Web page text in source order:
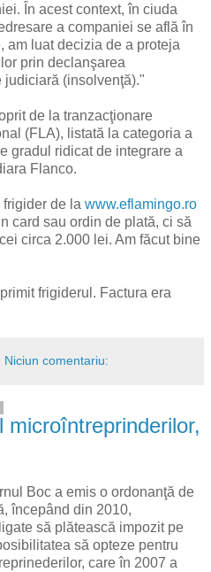
În acest context, în ciuda
a companiei se află în
am luat decizia de a proteja
prin declanşarea
judiciară (insolvenţă)."
de la tranzacţionare
(FLA), listată la categoria a
gradul ridicat de integrare a
Flanco.
frigider de la www.eflamingo.ro
card sau ordin de plată, ci să
circa 2.000 lei. Am făcut bine
frigiderul. Factura era
Niciun comentariu:
microîntreprinderilor,
Boc a emis o ordonanţă de
începând din 2010,
să plătească impozit pe
să opteze pentru
care în 2007 a